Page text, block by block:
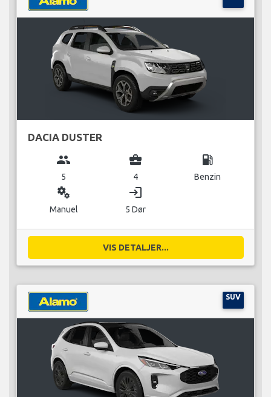
DACIA DUSTER
group
5
business_center
4
local_gas_station
Benzin
miscellaneous_services
Manuel
login
5 Dør
VIS DETALJER...
SUV